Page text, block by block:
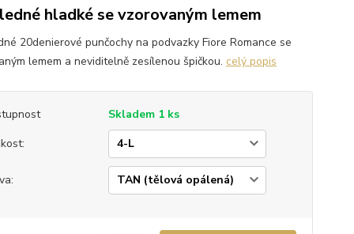
hladké se vzorovaným lemem
20denierové punčochy na podvazky Fiore Romance se
lemem a neviditelně zesílenou špičkou. celý popis
Skladem 1 ks